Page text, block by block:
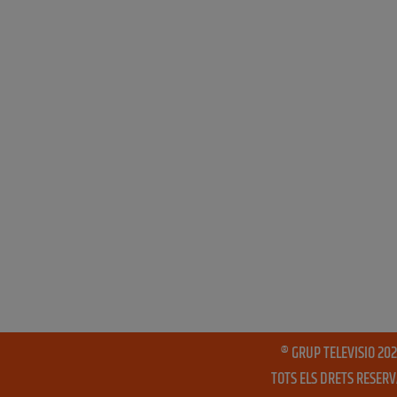
® GRUP TELEVISIO
TOTS ELS DRETS